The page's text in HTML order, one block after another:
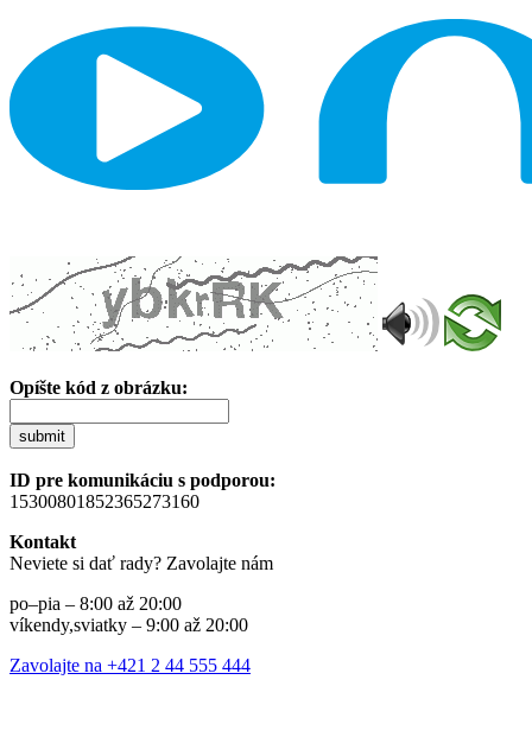
Opíšte kód z obrázku:
submit
ID pre komunikáciu s podporou:
15300801852365273160
Kontakt
Neviete si dať rady? Zavolajte nám
po–pia – 8:00 až 20:00
víkendy,sviatky – 9:00 až 20:00
Zavolajte na +421 2 44 555 444